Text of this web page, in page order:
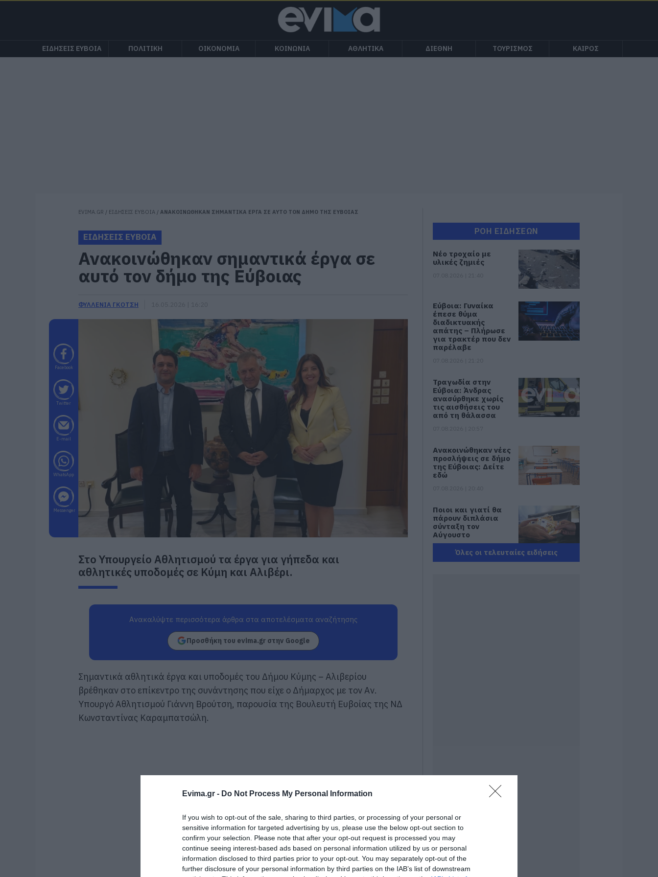
Evima.gr - Do Not Process My Personal Information
If you wish to opt-out of the sale, sharing to third parties, or processing of your personal or
sensitive information for targeted advertising by us, please use the below opt-out section to
confirm your selection. Please note that after your opt-out request is processed you may
continue seeing interest-based ads based on personal information utilized by us or personal
information disclosed to third parties prior to your opt-out. You may separately opt-out of the
further disclosure of your personal information by third parties on the IAB’s list of downstream
ΕΙΔΗΣΕΙΣ ΕΥΒΟΙΑ ΠΟΛΙΤΙΚΗ ΟΙΚΟΝΟΜΙΑ ΚΟΙΝΩΝΙΑ ΑΘΛΗΤΙΚΑ ΔΙΕΘΝΗ ΤΟΥΡΙΣΜΟΣ ΚΑΙΡΟΣ
EVIMA.GR / ΕΙΔΗΣΕΙΣ ΕΥΒΟΙΑ / ΑΝΑΚΟΙΝΩΘΗΚΑΝ ΣΗΜΑΝΤΙΚΑ ΕΡΓΑ ΣΕ ΑΥΤΟ ΤΟΝ ΔΗΜΟ ΤΗΣ ΕΥΒΟΙΑΣ
ΕΙΔΗΣΕΙΣ ΕΥΒΟΙΑ
Ανακοινώθηκαν σημαντικά έργα σε
αυτό τον δήμο της Εύβοιας
ΦΥΛΛΕΝΙΑ ΓΚΟΤΣΗ
Facebook
Twitter
E-mail
WhatsApp
Messenger
Στο Υπουργείο Αθλητισμού τα έργα για γήπεδα και
αθλητικές υποδομές σε Κύμη και Αλιβέρι.
Ανακαλύψτε περισσότερα άρθρα στα αποτελέσματα αναζήτησης
Προσθήκη του evima.gr στην Google
Σημαντικά αθλητικά έργα και υποδομές του Δήμου Κύμης – Αλιβερίου
βρέθηκαν στο επίκεντρο της συνάντησης που είχε ο Δήμαρχος με τον Αν.
Υπουργό Αθλητισμού Γιάννη Βρούτση, παρουσία της Βουλευτή Ευβοίας της ΝΔ
Κωνσταντίνας Καραμπατσώλη.
ΡΟΗ ΕΙΔΗΣΕΩΝ
Νέο τροχαίο με
υλικές ζημιές
Εύβοια: Γυναίκα
έπεσε θύμα
διαδικτυακής
απάτης – Πλήρωσε
για τρακτέρ που δεν
παρέλαβε
Τραγωδία στην
Εύβοια: Άνδρας
ανασύρθηκε χωρίς
τις αισθήσεις του
από τη θάλασσα
Ανακοινώθηκαν νέες
προσλήψεις σε δήμο
της Εύβοιας: Δείτε
εδώ
Ποιοι και γιατί θα
πάρουν διπλάσια
σύνταξη τον
Αύγουστο
07.08.2026 | 20:20
σπουδαστές: Οι
Αυτός ο δήμος της
Εύβοιας πάει στα
ανεμογεννήτριες
07.08.2026 | 18:40
Όλες οι τελευταίες ειδήσεις